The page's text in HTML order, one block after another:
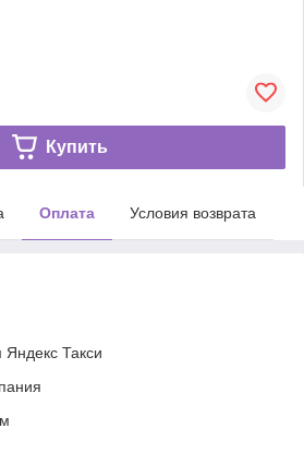
Купить
Оплата Условия возврата
Яндекс Такси